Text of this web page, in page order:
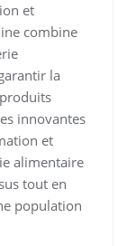
et
combine
la
innovantes
et
alimentaire
tout en
population